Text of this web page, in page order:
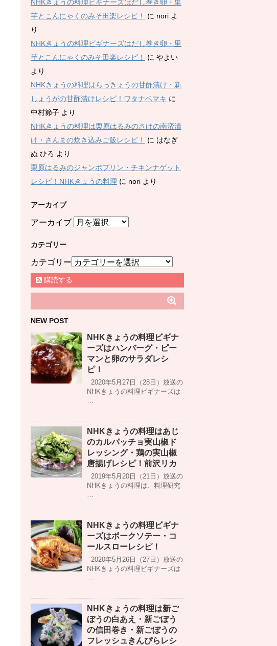
NHKきょうの料理ビギナーズはだし巻き卵・里
芋とこんにゃくのみそ田楽レシピ！
に nori よ
り
NHKきょうの料理ビギナーズはだし巻き卵・里
芋とこんにゃくのみそ田楽レシピ！
に やよい
より
NHKきょうの料理はらっきょうの甘酢漬け・新
しょうがの甘酢漬けレシピ！ワタナベマキ に
中村節子 より
NHKきょうの料理は栗原はるみのさけの南蛮漬
け・さんまの炊き込みご飯レシピ！
に はなぎ
ぬ ひろ より
栗原はるみのジャンボプリン・チキンナゲット
レシピ！NHKきょうの料理 に nori より
アーカイブ
アーカイブ
カテゴリー
カテゴリー
購読する
NEW POST
NHKきょうの料理ビギナ
ーズはハンバーグ・ピー
マンと卵のサラダレシ
ピ！
2020年5月27日（28日）放送の
NHKきょうの料理ビギナーズは
…
NHKきょうの料理はあじ
のカルパッチョ実山椒ド
レッシング・鶏の実山椒
唐揚げレシピ！前沢リカ
2019年5月20日（21日）放送の
NHKきょうの料理は、料理研究
…
NHKきょうの料理ビギナ
ーズはポークソテー・コ
ールスローレシピ！
2020年5月26日（27日）放送の
NHKきょうの料理ビギナーズは
…
NHKきょうの料理は新ご
ぼうの白あえ・新ごぼう
の信田巻き・新ごぼうの
フレッシュきんぴらレシ